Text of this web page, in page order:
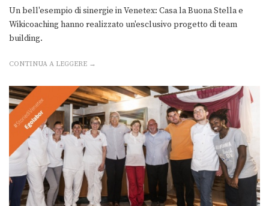
Un bell'esempio di sinergie in Venetex: Casa la Buona Stella e
Wikicoaching hanno realizzato un'esclusivo progetto di team
building.
CONTINUA A LEGGERE →